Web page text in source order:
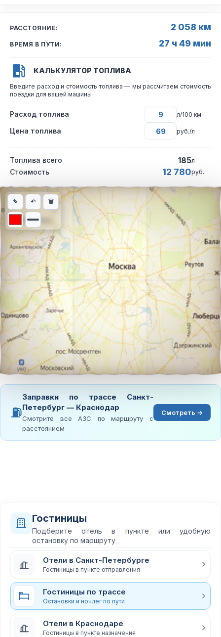
РАССТОЯНИЕ: 2 058 км
ВРЕМЯ В ПУТИ: 27 ч 49 мин
КАЛЬКУЛЯТОР ТОПЛИВА
Введите расход и стоимость топлива — мы рассчитаем стоимость
поездки для вашей машины
Расход топлива л/100 км
Цена топлива руб./л
Топлива всего 185л
Стоимость 12 780руб.
Интерактивная карта автомобильного маршрута из города
✎ ↶ 🗑
⛽
Заправки по трассе Санкт-
Петербург — Краснодар
Смотрите все АЗС по маршруту с
расстоянием
Смотреть →
Гостиницы
Подберите отель в пункте или удобную
остановку по маршруту
Отели в Санкт-Петербурге
Гостиницы в пункте отправления
Гостиницы по трассе
Остановки и ночлег по пути
Отели в Краснодаре
Гостиницы в пункте назначения